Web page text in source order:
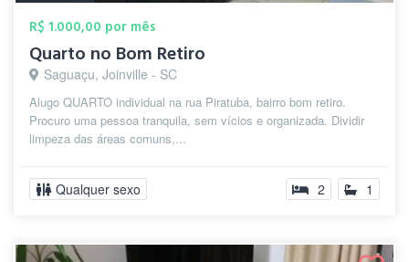
R$ 1.000,00 por mês
Quarto no Bom Retiro
Saguaçu, Joinville - SC
Alugo QUARTO individual na rua Piratuba, bairro bom retiro.
Procuro uma pessoa tranquila, sem vícios e organizada. Dividir
limpeza das áreas comuns,...
Qualquer sexo 2 1